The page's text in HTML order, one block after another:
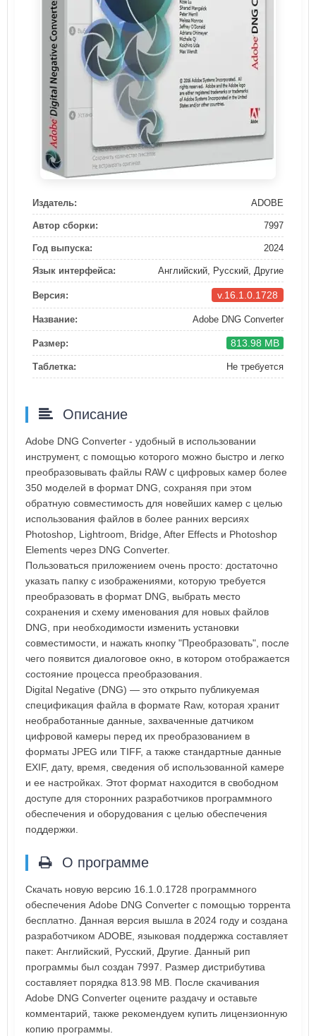
Издатель: ADOBE
Автор сборки: 7997
Год выпуска: 2024
Язык интерфейса: Английский, Русский, Другие
Версия: v.16.1.0.1728
Название: Adobe DNG Converter
Размер: 813.98 MB
Таблетка: Не требуется
Описание
Adobe DNG Converter - удобный в использовании
инструмент, с помощью которого можно быстро и легко
преобразовывать файлы RAW с цифровых камер более
350 моделей в формат DNG, сохраняя при этом
обратную совместимость для новейших камер с целью
использования файлов в более ранних версиях
Photoshop, Lightroom, Bridge, After Effects и Photoshop
Elements через DNG Converter.
Пользоваться приложением очень просто: достаточно
указать папку с изображениями, которую требуется
преобразовать в формат DNG, выбрать место
сохранения и схему именования для новых файлов
DNG, при необходимости изменить установки
совместимости, и нажать кнопку "Преобразовать", после
чего появится диалоговое окно, в котором отображается
состояние процесса преобразования.
Digital Negative (DNG) — это открыто публикуемая
спецификация файла в формате Raw, которая хранит
необработанные данные, захваченные датчиком
цифровой камеры перед их преобразованием в
форматы JPEG или TIFF, а также стандартные данные
EXIF, дату, время, сведения об использованной камере
и ее настройках. Этот формат находится в свободном
доступе для сторонних разработчиков программного
обеспечения и оборудования с целью обеспечения
поддержки.
О программе
Скачать новую версию 16.1.0.1728 программного
обеспечения Adobe DNG Converter с помощью торрента
бесплатно. Данная версия вышла в 2024 году и создана
разработчиком ADOBE, языковая поддержка составляет
пакет: Английский, Русский, Другие. Данный рип
программы был создан 7997. Размер дистрибутива
составляет порядка 813.98 MB. После скачивания
Adobe DNG Converter оцените раздачу и оставьте
комментарий, также рекомендуем купить лицензионную
копию программы.